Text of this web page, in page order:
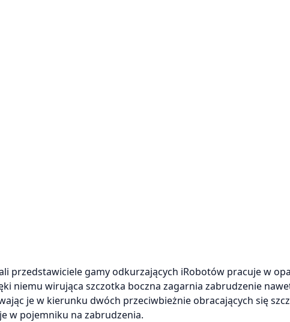
przedstawiciele gamy odkurzających iRobotów pracuje w
niemu wirująca szczotka boczna zagarnia zabrudzenie
je w kierunku dwóch przeciwbieżnie obracających się
w pojemniku na zabrudzenia.